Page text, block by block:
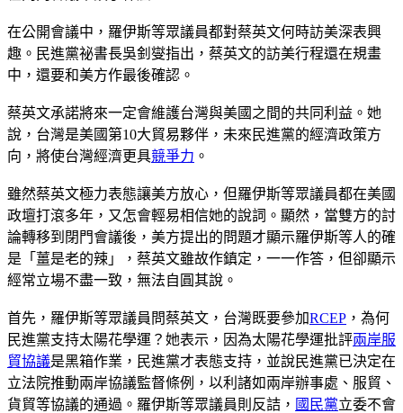
在公開會議中，羅伊斯等眾議員都對蔡英文何時訪美深表興
趣。民進黨祕書長吳釗燮指出，蔡英文的訪美行程還在規畫
中，還要和美方作最後確認。
蔡英文承諾將來一定會維護台灣與美國之間的共同利益。她
說，台灣是美國第10大貿易夥伴，未來民進黨的經濟政策方
向，將使台灣經濟更具競爭力 。
雖然蔡英文極力表態讓美方放心，但羅伊斯等眾議員都在美國
政壇打滾多年，又怎會輕易相信她的說詞。顯然，當雙方的討
論轉移到閉門會議後，美方提出的問題才顯示羅伊斯等人的確
是「薑是老的辣」，蔡英文雖故作鎮定，一一作答，但卻顯示
經常立場不盡一致，無法自圓其說。
首先，羅伊斯等眾議員問蔡英文，台灣既要參加RCEP ，為何
民進黨支持太陽花學運？她表示，因為太陽花學運批評兩岸服
貿協議是黑箱作業，民進黨才表態支持，並說民進黨已決定在
立法院推動兩岸協議監督條例，以利諸如兩岸辦事處、服貿、
貨貿等協議的通過。羅伊斯等眾議員則反詰， 國民黨立委不會